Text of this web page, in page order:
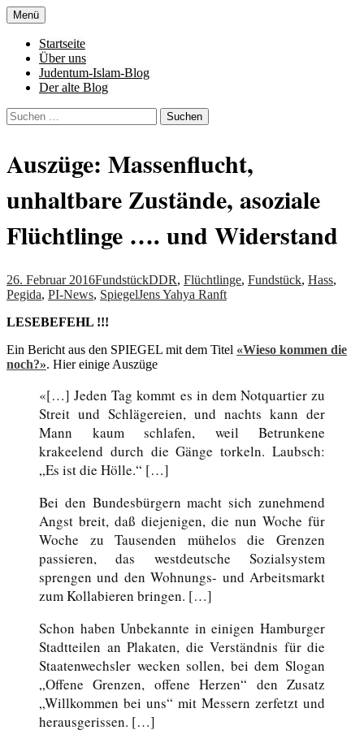
Zum
Inhalt
springen
Al-Adala.de
von allem
Menü
Startseite
Über uns
Judentum-Islam-Blog
Der alte Blog
Suchen
nach:
Auszüge: Massenflucht,
unhaltbare Zustände, asoziale
Flüchtlinge …. und Widerstand
26. Februar 2016FundstückDDR, Flüchtlinge, Fundstück, Hass,
Pegida, PI-News, SpiegelJens Yahya Ranft
LESEBEFEHL !!!
Ein Bericht aus den SPIEGEL mit dem Titel «Wieso kommen die
noch?». Hier einige Auszüge
«[…] Jeden Tag kommt es in dem Notquartier zu
Streit und Schlägereien, und nachts kann der
Mann kaum schlafen, weil Betrunkene
krakeelend durch die Gänge torkeln. Laubsch:
„Es ist die Hölle.“ […]
Bei den Bundesbürgern macht sich zunehmend
Angst breit, daß diejenigen, die nun Woche für
Woche zu Tausenden mühelos die Grenzen
passieren, das westdeutsche Sozialsystem
sprengen und den Wohnungs- und Arbeitsmarkt
zum Kollabieren bringen. […]
Schon haben Unbekannte in einigen Hamburger
Stadtteilen an Plakaten, die Verständnis für die
Staatenwechsler wecken sollen, bei dem Slogan
„Offene Grenzen, offene Herzen“ den Zusatz
„Willkommen bei uns“ mit Messern zerfetzt und
herausgerissen. […]